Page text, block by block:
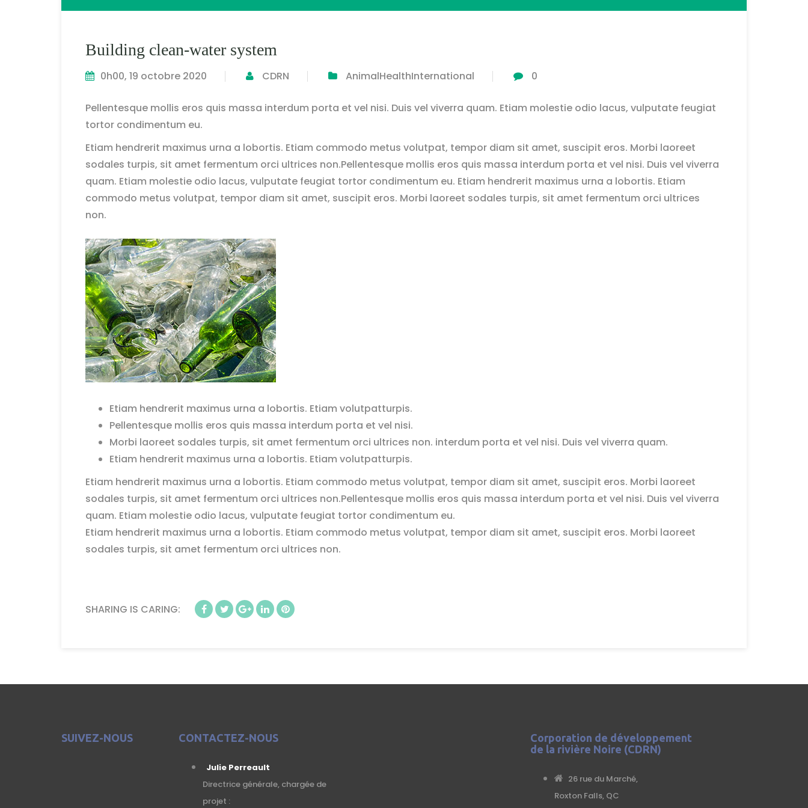
Building clean-water system
0h00, 19 octobre 2020 CDRN AnimalHealthInternational 0
Pellentesque mollis eros quis massa interdum porta et vel nisi. Duis vel viverra quam. Etiam molestie odio lacus, vulputate feugiat
tortor condimentum eu.
Etiam hendrerit maximus urna a lobortis. Etiam commodo metus volutpat, tempor diam sit amet, suscipit eros. Morbi laoreet
sodales turpis, sit amet fermentum orci ultrices non.Pellentesque mollis eros quis massa interdum porta et vel nisi. Duis vel viverra
quam. Etiam molestie odio lacus, vulputate feugiat tortor condimentum eu. Etiam hendrerit maximus urna a lobortis. Etiam
commodo metus volutpat, tempor diam sit amet, suscipit eros. Morbi laoreet sodales turpis, sit amet fermentum orci ultrices
non.
Etiam hendrerit maximus urna a lobortis. Etiam volutpatturpis.
Pellentesque mollis eros quis massa interdum porta et vel nisi.
Morbi laoreet sodales turpis, sit amet fermentum orci ultrices non. interdum porta et vel nisi. Duis vel viverra quam.
Etiam hendrerit maximus urna a lobortis. Etiam volutpatturpis.
Etiam hendrerit maximus urna a lobortis. Etiam commodo metus volutpat, tempor diam sit amet, suscipit eros. Morbi laoreet
sodales turpis, sit amet fermentum orci ultrices non.Pellentesque mollis eros quis massa interdum porta et vel nisi. Duis vel viverra
quam. Etiam molestie odio lacus, vulputate feugiat tortor condimentum eu.
Etiam hendrerit maximus urna a lobortis. Etiam commodo metus volutpat, tempor diam sit amet, suscipit eros. Morbi laoreet
sodales turpis, sit amet fermentum orci ultrices non.
SHARING IS CARING:
SUIVEZ-NOUS CONTACTEZ-NOUS
Julie Perreault
Directrice générale, chargée de
projet :
Corporation de développement
de la rivière Noire (CDRN)
26 rue du Marché,
Roxton Falls, QC